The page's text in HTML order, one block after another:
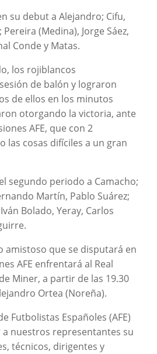
su debut a Alejandro; Cifu,
(Medina), Jorge Sáez,
Conde y Matas.
los rojiblancos
de balón y lograron
de ellos en los minutos
otorgando la victoria, ante
AFE, que con 2
las cosas difíciles a un gran
segundo periodo a Camacho;
Martín, Pablo Suárez;
Bolado, Yeray, Carlos
amistoso que se disputará en
AFE enfrentará al Real
Miner, a partir de las 19.30
Ortea (Noreña).
Futbolistas Españoles (AFE)
nuestros representantes su
técnicos, dirigentes y